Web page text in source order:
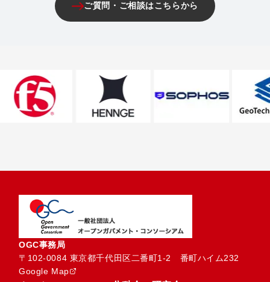
ご質問・ご相談はこちらから
OGC事務局
〒102-0084 東京都千代田区二番町1-2　番町ハイム232
Google Map